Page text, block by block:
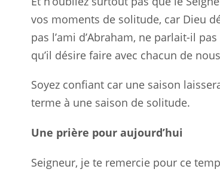
vos moments de solitude, car Dieu
pas l’ami d’Abraham, ne parlait-il
qu’il désire faire avec chacun de
Soyez confiant car une saison
terme à une saison de solitude.
Une prière pour aujourd’hui
Seigneur, je te remercie pour ce